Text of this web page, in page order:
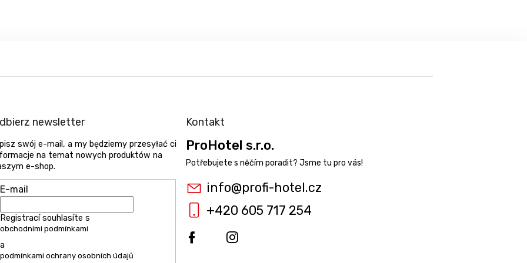
newsletter
swój e-mail, a my będziemy przesyłać ci
na temat nowych produktów na
e-shop.
E-mail
Registrací souhlasíte s
obchodními podmínkami
a
podmínkami ochrany osobních údajů
Kontakt
ProHotel s.r.o.
info@profi-hotel.cz
+420 605 717 254